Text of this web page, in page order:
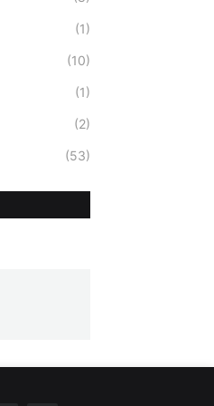
(1)
(10)
(1)
(2)
(53)